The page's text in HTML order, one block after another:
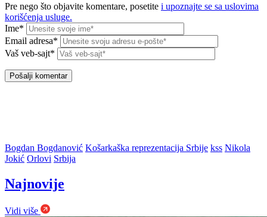
Pre nego što objavite komentare, posetite i upoznajte se sa uslovima
korišćenja usluge.
Ime*
Email adresa*
Vaš veb-sajt*
Bogdan Bogdanović Košarkaška reprezentacija Srbije kss Nikola
Jokić Orlovi Srbija
Najnovije
Vidi više